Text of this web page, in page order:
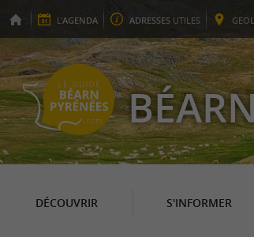
L'AGENDA ADRESSES UTILES GEO
DÉCOUVRIR S'INFORMER